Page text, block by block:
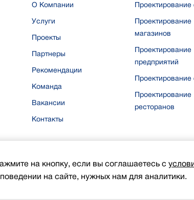
О Компании
Услуги
Проекты
Партнеры
Рекомендации
Команда
Вакансии
Контакты
Проектирование
магазинов
Проектирование
предприятий
Проектирование
Проектирование
ресторанов
на кнопку, если вы соглашаетесь с
на сайте, нужных нам для аналитики.